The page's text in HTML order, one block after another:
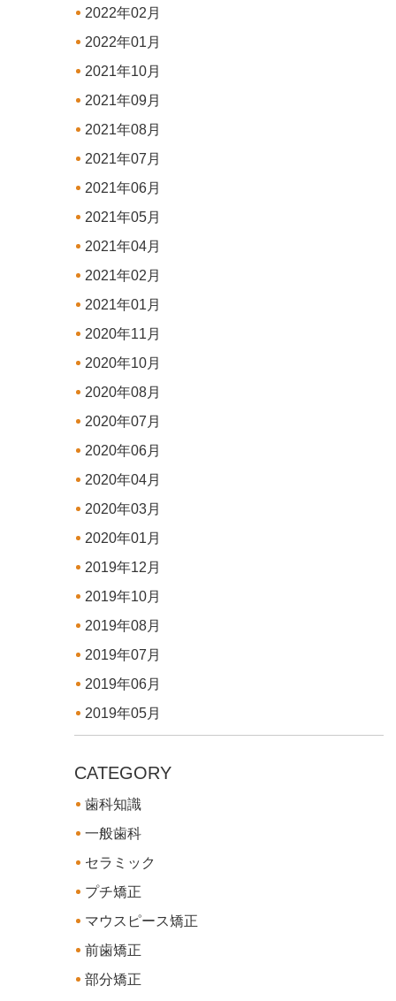
2022年02月
2022年01月
2021年10月
2021年09月
2021年08月
2021年07月
2021年06月
2021年05月
2021年04月
2021年02月
2021年01月
2020年11月
2020年10月
2020年08月
2020年07月
2020年06月
2020年04月
2020年03月
2020年01月
2019年12月
2019年10月
2019年08月
2019年07月
2019年06月
2019年05月
CATEGORY
歯科知識
一般歯科
セラミック
プチ矯正
マウスピース矯正
前歯矯正
部分矯正